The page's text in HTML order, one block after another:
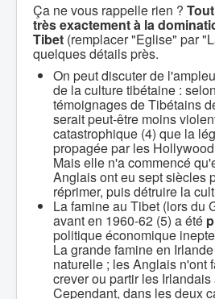
Ça ne vous rappelle rien ?
très exactement à la
Tibet (remplacer "Eglise" par
quelques détails près.
On peut discuter de
de la culture tibétaine :
témoignages de Tibétains
serait peut-être moins
catastrophique (4) que la
propagée par les
Mais elle n'a commencé
Anglais ont eu sept siècles
réprimer, puis détruire la
La famine au Tibet (lors du
avant en 1960-62 (5) a été
politique économique
La grande famine en
naturelle ; les Anglais n'ont
crever ou partir les Irlandais
Cependant, dans les deux